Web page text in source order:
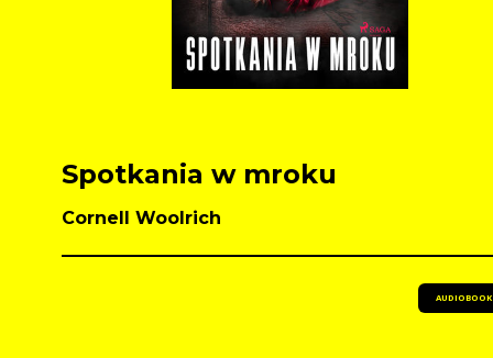
Spotkania w mroku
Cornell Woolrich
AUDIOBOOK